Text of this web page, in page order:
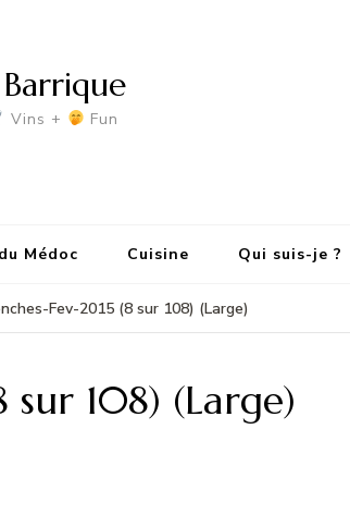
Vins + Fun
Médoc Cuisine Qui suis-je ?
Fev-2015 (8 sur 108) (Large)
108) (Large)